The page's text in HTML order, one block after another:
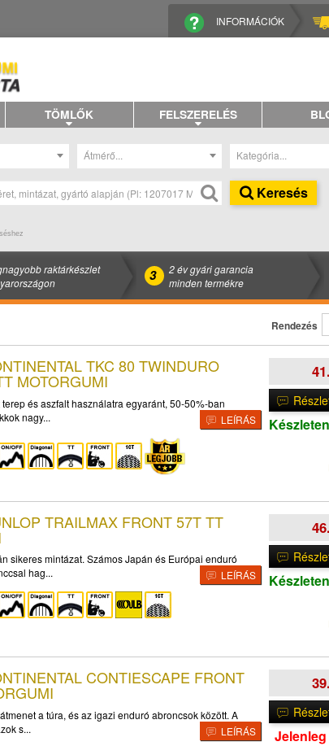
INFORMÁCIÓK
TÖMLŐK FELSZERELÉS
Átmérő... Kategória...
Keresés
raktárkészlet
3
2 év gyári garancia
minden termékre
Rendezés
TKC 80 TWINDURO
MOTORGUMI
és aszfalt használatra egyaránt, 50-50%-ban
nagy...
LEÍRÁS
TRAILMAX FRONT 57T TT
sikeres mintázat. Számos Japán és Európai enduró
hag...
LEÍRÁS
CONTIESCAPE FRONT
a túra, és az igazi enduró abroncsok között. A
s...
LEÍRÁS